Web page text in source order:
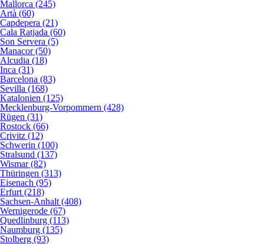
Mallorca (245)
Artà (60)
Capdepera (21)
Cala Ratjada (60)
Son Servera (5)
Manacor (50)
Alcudia (18)
Inca (31)
Barcelona (83)
Sevilla (168)
Katalonien (125)
Mecklenburg-Vorpommern (428)
Rügen (31)
Rostock (66)
Crivitz (12)
Schwerin (100)
Stralsund (137)
Wismar (82)
Thüringen (313)
Eisenach (95)
Erfurt (218)
Sachsen-Anhalt (408)
Wernigerode (67)
Quedlinburg (113)
Naumburg (135)
Stolberg (93)